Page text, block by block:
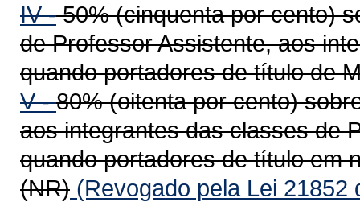
IV -50% (cinquenta por cento)
de Professor Assistente, aos
quando portadores de título de
V -80% (oitenta por cento)
aos integrantes das classes de
quando portadores de título em
(NR) (Revogado pela Lei 21852